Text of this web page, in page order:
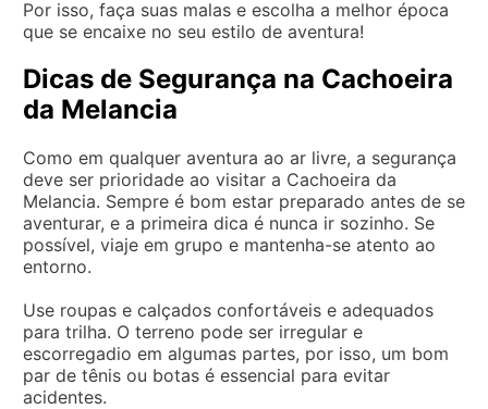
Por isso, faça suas malas e escolha a melhor época
que se encaixe no seu estilo de aventura!
Dicas de Segurança na Cachoeira
da Melancia
Como em qualquer aventura ao ar livre, a segurança
deve ser prioridade ao visitar a Cachoeira da
Melancia. Sempre é bom estar preparado antes de se
aventurar, e a primeira dica é nunca ir sozinho. Se
possível, viaje em grupo e mantenha-se atento ao
entorno.
Use roupas e calçados confortáveis e adequados
para trilha. O terreno pode ser irregular e
escorregadio em algumas partes, por isso, um bom
par de tênis ou botas é essencial para evitar
acidentes.